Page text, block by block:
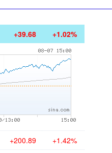
+39.68 +1.02%
+200.89 +1.42%